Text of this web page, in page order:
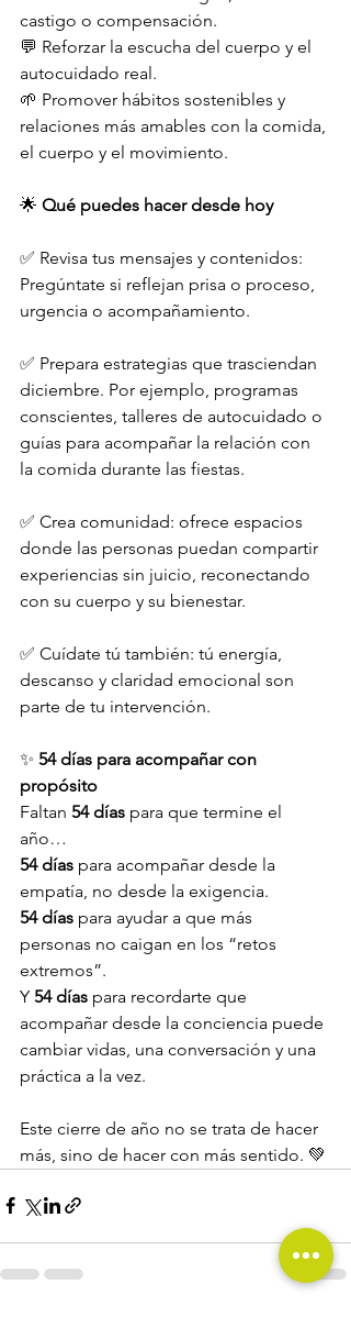
castigo o compensación.
💬 Reforzar la escucha del cuerpo y el
autocuidado real.
🌱 Promover hábitos sostenibles y
relaciones más amables con la comida,
el cuerpo y el movimiento.
🌟 Qué puedes hacer desde hoy
✅ Revisa tus mensajes y contenidos:
Pregúntate si reflejan prisa o proceso,
urgencia o acompañamiento.
✅ Prepara estrategias que trasciendan
diciembre. Por ejemplo, programas
conscientes, talleres de autocuidado o
guías para acompañar la relación con
la comida durante las fiestas.
✅ Crea comunidad: ofrece espacios
donde las personas puedan compartir
experiencias sin juicio, reconectando
con su cuerpo y su bienestar.
✅ Cuídate tú también: tú energía,
descanso y claridad emocional son
parte de tu intervención.
✨ 54 días para acompañar con
propósito
Faltan 54 días para que termine el
año…
54 días para acompañar desde la
empatía, no desde la exigencia.
54 días para ayudar a que más
personas no caigan en los “retos
extremos”.
Y 54 días para recordarte que
acompañar desde la conciencia puede
cambiar vidas, una conversación y una
práctica a la vez.
Este cierre de año no se trata de hacer
más, sino de hacer con más sentido. 💚